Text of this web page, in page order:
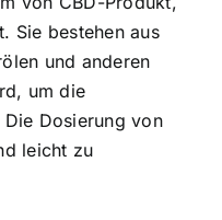
Sie bestehen aus
und anderen
um die
Dosierung von
leicht zu